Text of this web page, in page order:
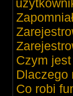
Czym
Dlaczego
Co robi